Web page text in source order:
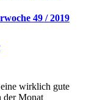
49 / 2019
wirklich gute
der Monat